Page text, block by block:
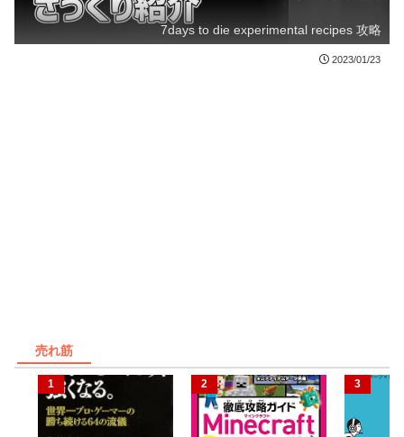
7days to die experimental recipes 攻略
2023/01/23
売れ筋